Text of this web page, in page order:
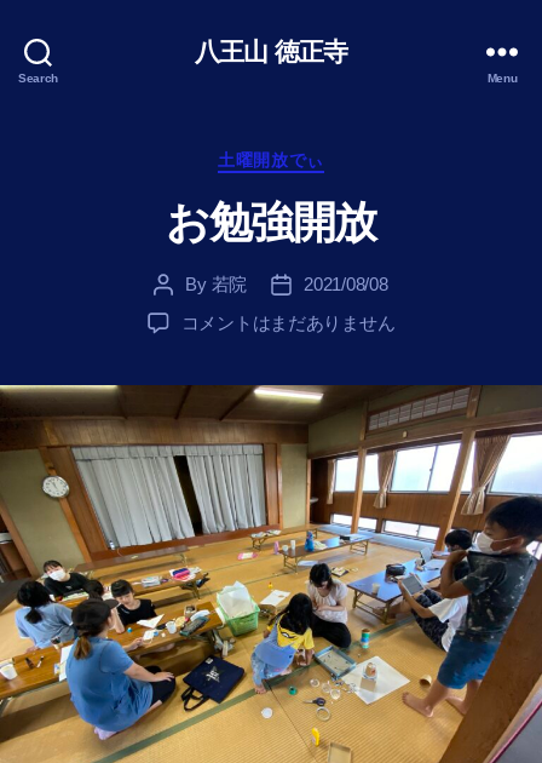
Search
八王山 徳正寺
Menu
Categories
土曜開放でぃ
お勉強開放
Post
author
By 若院
Post
date
2021/08/08
お
開
放
へ
の
コメントはまだありません